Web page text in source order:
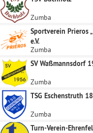
Zumba
Sportverein Prieros
e.V.
Zumba
SV Waßmannsdorf
Zumba
TSG Eschenstruth
Zumba
Turn-Verein-